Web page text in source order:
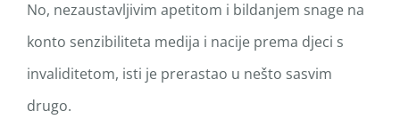
No, nezaustavljivim apetitom i bildanjem snage na
konto senzibiliteta medija i nacije prema djeci s
invaliditetom, isti je prerastao u nešto sasvim
drugo.